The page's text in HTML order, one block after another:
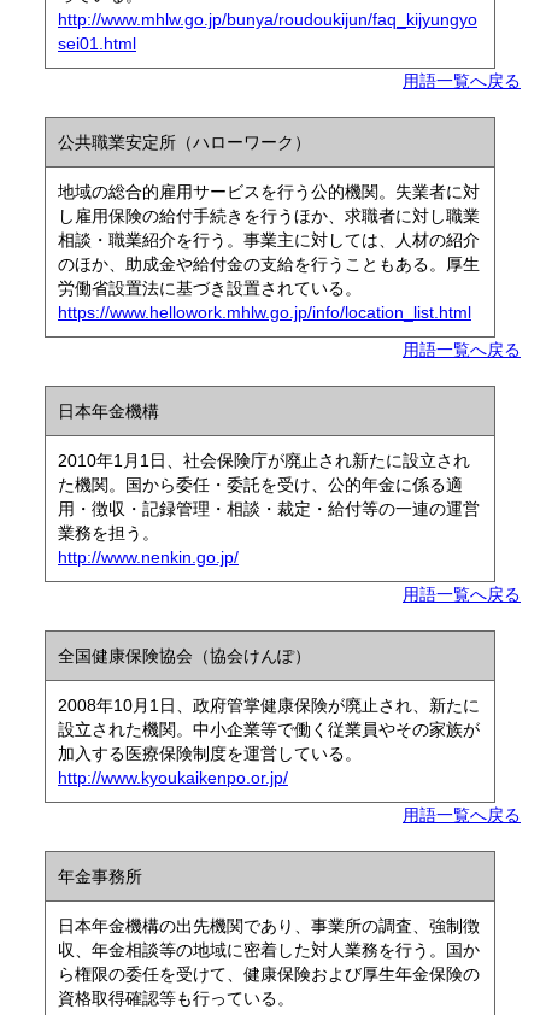
http://www.mhlw.go.jp/bunya/roudoukijun/faq_kijyungyo
sei01.html
用語一覧へ戻る
公共職業安定所（ハローワーク）
地域の総合的雇用サービスを行う公的機関。失業者に対
し雇用保険の給付手続きを行うほか、求職者に対し職業
相談・職業紹介を行う。事業主に対しては、人材の紹介
のほか、助成金や給付金の支給を行うこともある。厚生
労働省設置法に基づき設置されている。
https://www.hellowork.mhlw.go.jp/info/location_list.html
用語一覧へ戻る
日本年金機構
2010年1月1日、社会保険庁が廃止され新たに設立され
た機関。国から委任・委託を受け、公的年金に係る適
用・徴収・記録管理・相談・裁定・給付等の一連の運営
業務を担う。
http://www.nenkin.go.jp/
用語一覧へ戻る
全国健康保険協会（協会けんぽ）
2008年10月1日、政府管掌健康保険が廃止され、新たに
設立された機関。中小企業等で働く従業員やその家族が
加入する医療保険制度を運営している。
http://www.kyoukaikenpo.or.jp/
用語一覧へ戻る
年金事務所
日本年金機構の出先機関であり、事業所の調査、強制徴
収、年金相談等の地域に密着した対人業務を行う。国か
ら権限の委任を受けて、健康保険および厚生年金保険の
資格取得確認等も行っている。